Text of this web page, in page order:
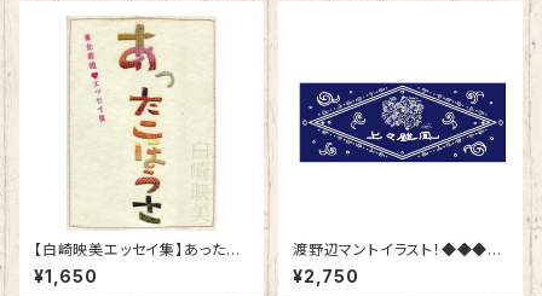
【白崎映美エッセイ集】あったこ
ほうさ〜東北歌姫♡エッセイ
集〜
¥1,650
渡野辺マントイラスト！◆◆◆
上々颱風オリジナル手ぬぐい◆
◆◆
¥2,750